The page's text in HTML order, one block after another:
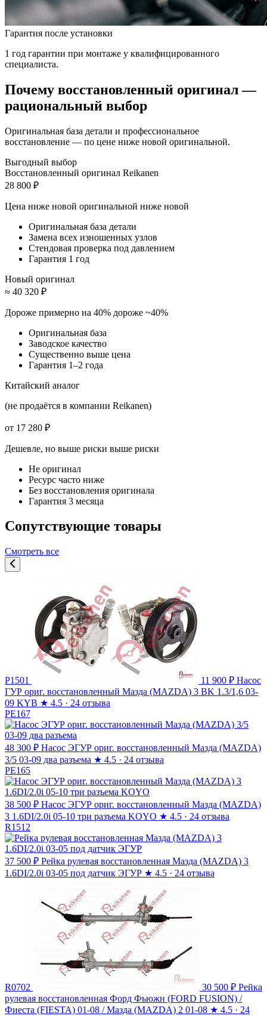
Гарантия после установки
1 год гарантии при монтаже у квалифицированного
специалиста.
Почему восстановленный оригинал —
рациональный выбор
Оригинальная база детали и профессиональное
восстановление — по цене ниже новой оригинальной.
Выгодный выбор
Восстановленный оригинал Reikanen
28 800 ₽
Цена ниже новой оригинальной ниже новой
Оригинальная база детали
Замена всех изношенных узлов
Стендовая проверка под давлением
Гарантия 1 год
Новый оригинал
≈ 40 320 ₽
Дороже примерно на 40% дороже ~40%
Оригинальная база
Заводское качество
Существенно выше цена
Гарантия 1–2 года
Китайский аналог
(не продаётся в компании Reikanen)
от 17 280 ₽
Дешевле, но выше риски выше риски
Не оригинал
Ресурс часто ниже
Без восстановления оригинала
Гарантия 3 месяца
Сопутствующие товары
Смотреть все
P1501 11 900 ₽ Насос
ГУР ориг. восстановленный Мазда (MAZDA) 3 BK 1.3/1,6 03-
09 KYB ★ 4.5 · 24 отзыва
PE167
48 300 ₽ Насос ЭГУР ориг. восстановленный Мазда (MAZDA)
3/5 03-09 два разъема ★ 4.5 · 24 отзыва
PE165
38 500 ₽ Насос ЭГУР ориг. восстановленный Мазда (MAZDA)
3 1.6DI/2.0i 05-10 три разъема KOYO ★ 4.5 · 24 отзыва
R1512
37 500 ₽ Рейка рулевая восстановленная Мазда (MAZDA) 3
1.6DI/2.0i 03-05 под датчик ЭГУР ★ 4.5 · 24 отзыва
R0702 30 500 ₽ Рейка
рулевая восстановленная Форд Фьюжн (FORD FUSION) /
Фиеста (FIESTA) 01-08 / Мазда (MAZDA) 2 01-08 ★ 4.5 · 24